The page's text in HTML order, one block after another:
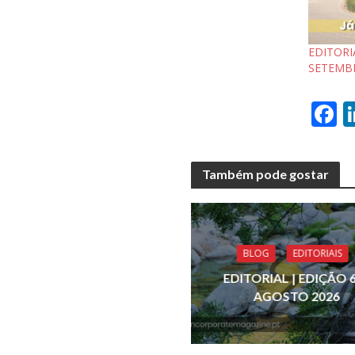
F
e
b
o
o
k
Também pode gostar
BLOG EDITORIAIS
EDITORIAL | EDIÇÃO
AGOSTO 2026